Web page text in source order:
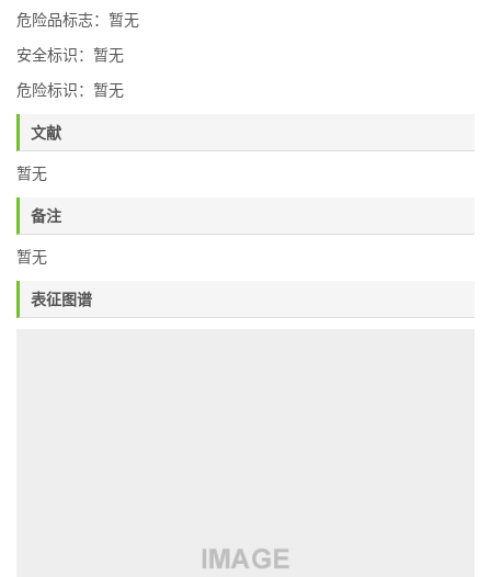
危险品标志：暂无
安全标识：暂无
危险标识：暂无
文献
暂无
备注
暂无
表征图谱